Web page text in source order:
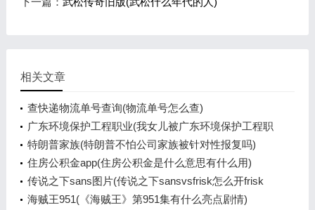
相关文章
查快递物流单号查询(物流单号怎么查)
广东环境保护工程职业(我女儿被广东环境保护工程职
业学院资源
特朗普家族(特朗普不怕公司家族被针对性报复吗)
住房公积金app(住房公积金是什么意思有什么用)
传说之下sans图片(传说之下sansvsfrisk怎么开frisk
模式)
海贼王951(《海贼王》第951集有什么亮点剧情)